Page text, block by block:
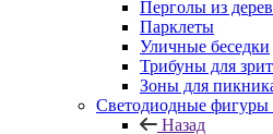
Перголы из
Парклеты
Уличные беседки
Трибуны для
Зоны для
Светодиодные фигуры
Назад